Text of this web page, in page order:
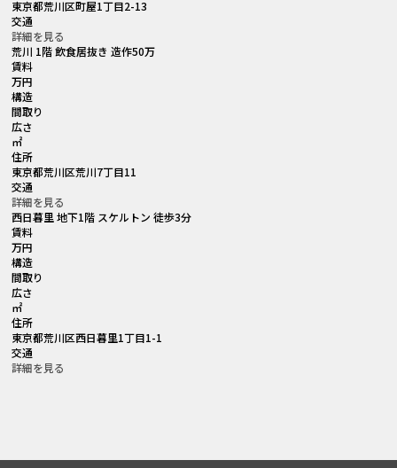
東京都荒川区町屋1丁目2-13
交通
詳細を見る
荒川 1階 飲食居抜き 造作50万
賃料
万円
構造
間取り
広さ
㎡
住所
東京都荒川区荒川7丁目11
交通
詳細を見る
西日暮里 地下1階 スケルトン 徒歩3分
賃料
万円
構造
間取り
広さ
㎡
住所
東京都荒川区西日暮里1丁目1-1
交通
詳細を見る